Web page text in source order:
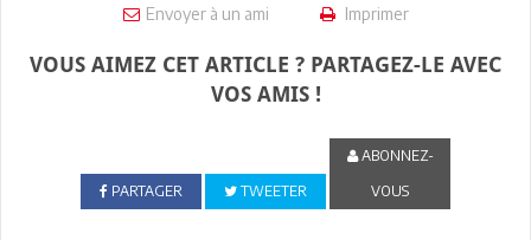
Envoyer à un ami Imprimer
VOUS AIMEZ CET ARTICLE ? PARTAGEZ-LE AVEC
VOS AMIS !
PARTAGER TWEETER
ABONNEZ-
VOUS